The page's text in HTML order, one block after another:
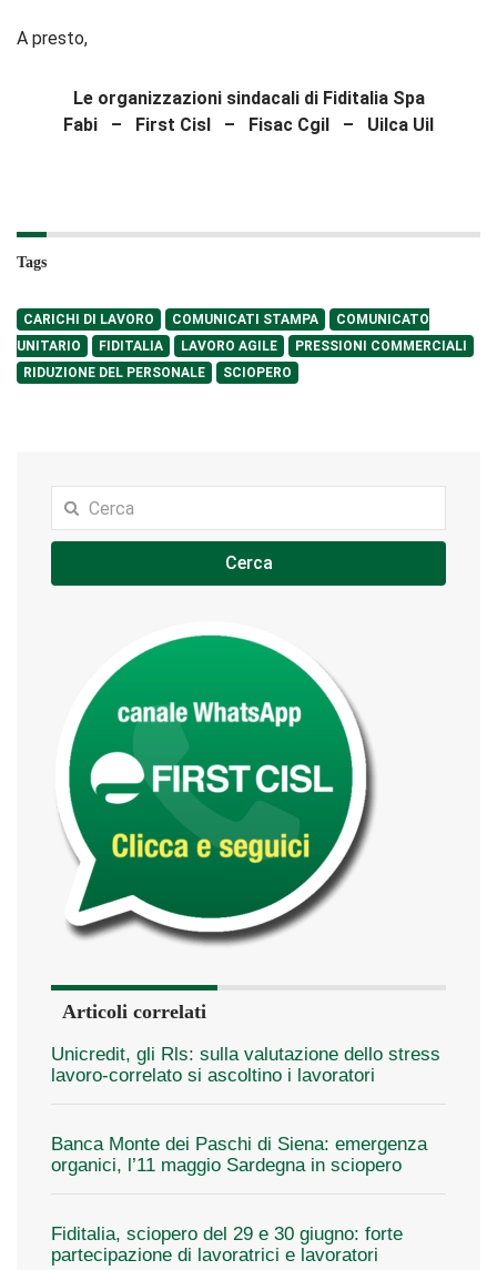
A presto,
Le organizzazioni sindacali di Fiditalia Spa
Fabi – First Cisl – Fisac Cgil – Uilca Uil
Tags
CARICHI DI LAVORO COMUNICATI STAMPA
COMUNICATO
UNITARIO
FIDITALIA LAVORO AGILE
PRESSIONI COMMERCIALI
RIDUZIONE DEL PERSONALE
SCIOPERO
Cerca
Articoli correlati
Unicredit, gli Rls: sulla valutazione dello stress
lavoro-correlato si ascoltino i lavoratori
Banca Monte dei Paschi di Siena: emergenza
organici, l’11 maggio Sardegna in sciopero
Fiditalia, sciopero del 29 e 30 giugno: forte
partecipazione di lavoratrici e lavoratori